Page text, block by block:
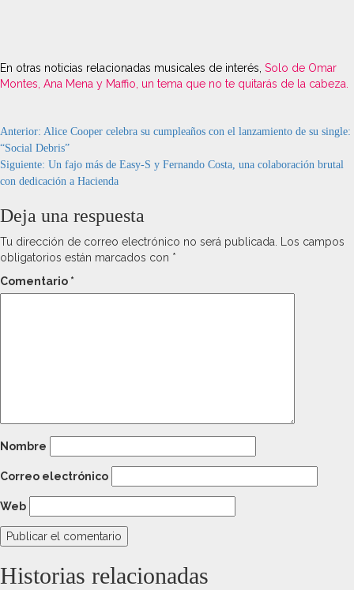
En otras noticias relacionadas musicales de interés, Solo de Omar
Montes, Ana Mena y Maffio, un tema que no te quitarás de la cabeza.
Navegación
de
entradas
Anterior: Alice Cooper celebra su cumpleaños con el lanzamiento de su single:
“Social Debris”
Siguiente: Un fajo más de Easy-S y Fernando Costa, una colaboración brutal
con dedicación a Hacienda
Deja una respuesta
Tu dirección de correo electrónico no será publicada. Los campos
obligatorios están marcados con *
Comentario *
Nombre
Correo electrónico
Web
Historias relacionadas